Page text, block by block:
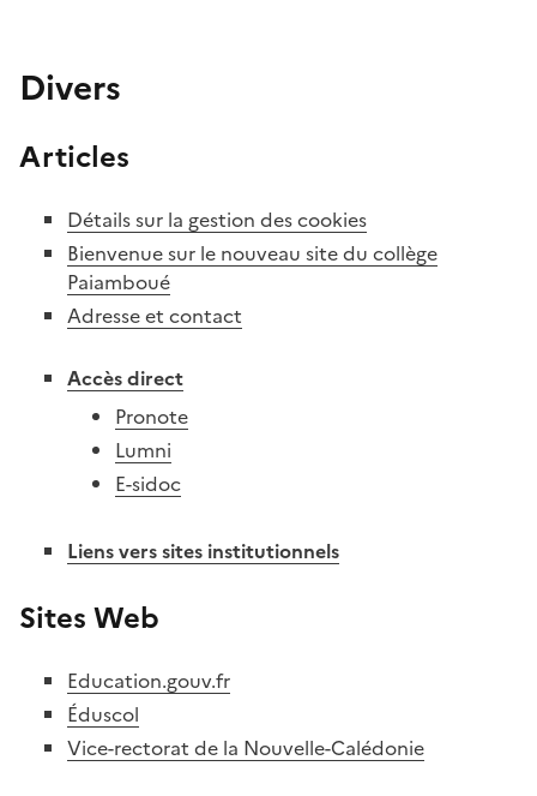
Divers
Articles
Détails sur la gestion des cookies
Bienvenue sur le nouveau site du collège
Paiamboué
Adresse et contact
Accès direct
Pronote
Lumni
E-sidoc
Liens vers sites institutionnels
Sites Web
Education.gouv.fr
Éduscol
Vice-rectorat de la Nouvelle-Calédonie